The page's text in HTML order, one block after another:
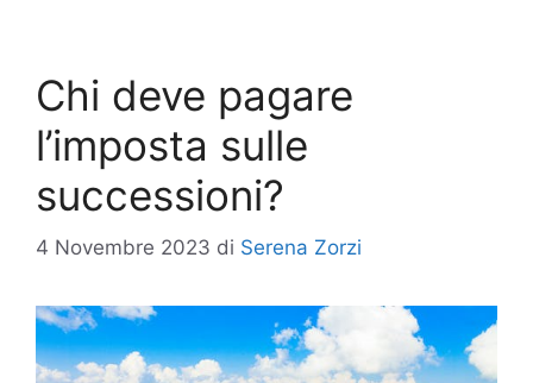
Chi deve pagare
l’imposta sulle
successioni?
4 Novembre 2023 di Serena Zorzi